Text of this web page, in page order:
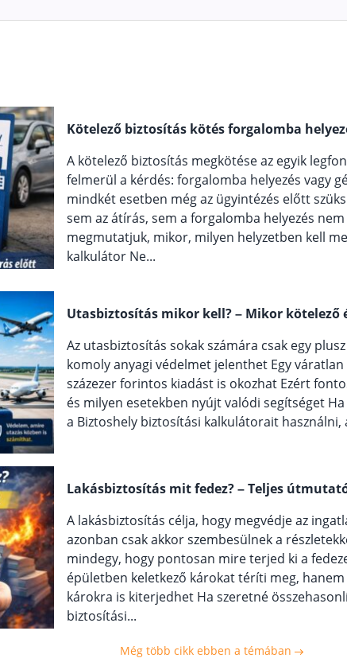
Kötelező biztosítás kötés forgalomba
A kötelező biztosítás megkötése az egyik
felmerül a kérdés: forgalomba helyezés vagy
mindkét esetben még az ügyintézés előtt
sem az átírás, sem a forgalomba helyezés
megmutatjuk, mikor, milyen helyzetben kell
kalkulátor Ne...
Utasbiztosítás mikor kell? – Mikor kötelező
Az utasbiztosítás sokak számára csak egy
komoly anyagi védelmet jelenthet Egy
százezer forintos kiadást is okozhat Ezért
és milyen esetekben nyújt valódi segítséget
a Biztoshely biztosítási kalkulátorait
Lakásbiztosítás mit fedez? – Teljes
A lakásbiztosítás célja, hogy megvédje az
azonban csak akkor szembesülnek a
mindegy, hogy pontosan mire terjed ki a
épületben keletkező károkat téríti meg,
károkra is kiterjedhet Ha szeretné
biztosítási...
Még több cikk ebben a témában